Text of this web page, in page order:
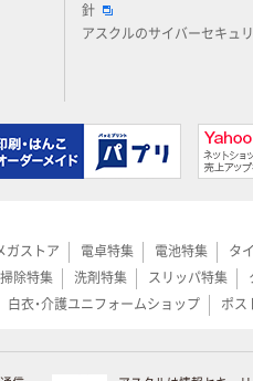
針
アスクルのサイバーセキュ
ガストア 電卓特集 電池特集 タ
除特集 洗剤特集 スリッパ特集
白衣・介護ユニフォームショップ ポス